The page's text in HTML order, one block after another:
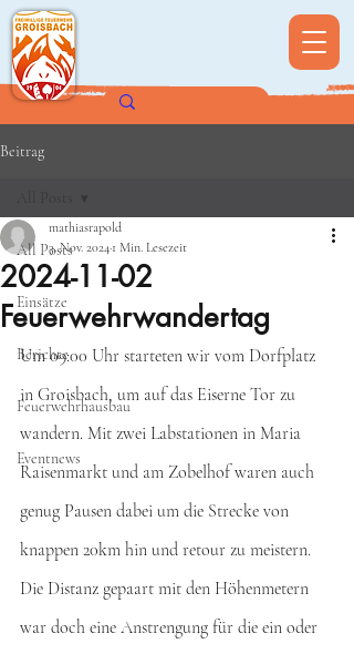
Beitrag
All Posts
Einsätze
Berichte
Feuerwehrhausbau
Eventnews
2024-11-02
Feuerwehrwandertag
mathiasrapold
3. Nov. 2024 1 Min. Lesezeit
Um 09:00 Uhr starteten wir vom Dorfplatz
in Groisbach, um auf das Eiserne Tor zu
wandern. Mit zwei Labstationen in Maria
Raisenmarkt und am Zobelhof waren auch
genug Pausen dabei um die Strecke von
knappen 20km hin und retour zu meistern.
Die Distanz gepaart mit den Höhenmetern
war doch eine Anstrengung für die ein oder